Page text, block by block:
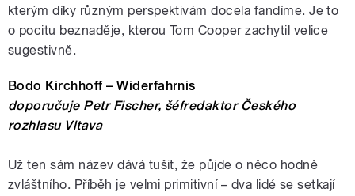
kterým díky různým perspektivám docela fandíme. Je to
o pocitu beznaděje, kterou Tom Cooper zachytil velice
sugestivně.
Bodo Kirchhoff – Widerfahrnis
doporučuje Petr Fischer, šéfredaktor Českého
rozhlasu Vltava
Už ten sám název dává tušit, že půjde o něco hodně
zvláštního. Příběh je velmi primitivní – dva lidé se setkají